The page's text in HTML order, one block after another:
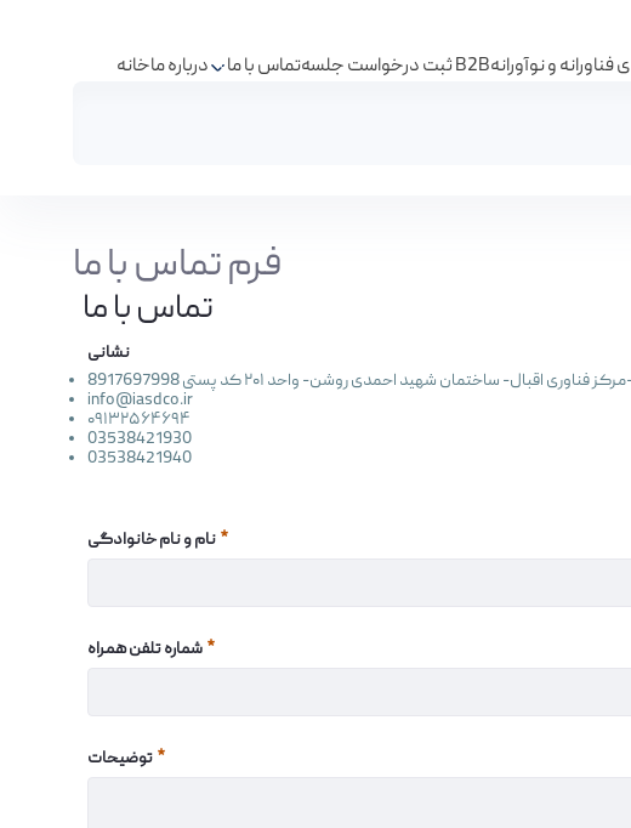
خانهدرباره ما تماس با ما ثبت درخواست جلسه B2Bو نوآورانه
فرم تماس با ما
تماس با ما
نشانی
اقبال- ساختمان شهید احمدی روشن- واحد ۲۰۱ کد پستی 8917697998
info@iasdco.ir
۰۹۱۳۲۵۶۴۶۹۴
03538421930
03538421940
نام و نام خانوادگی
شماره تلفن همراه
توضیحات